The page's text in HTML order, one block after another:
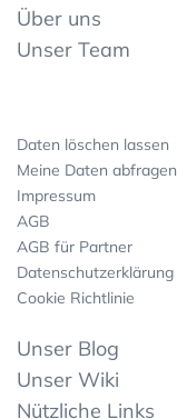
Über uns
Unser Team
Daten löschen lassen
Meine Daten abfragen
Impressum
AGB
AGB für Partner
Datenschutzerklärung
Cookie Richtlinie
Unser Blog
Unser Wiki
Nützliche Links